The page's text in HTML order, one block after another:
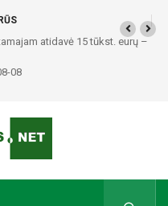
atidavė 15 tūkst. eurų –
tyrimą
08